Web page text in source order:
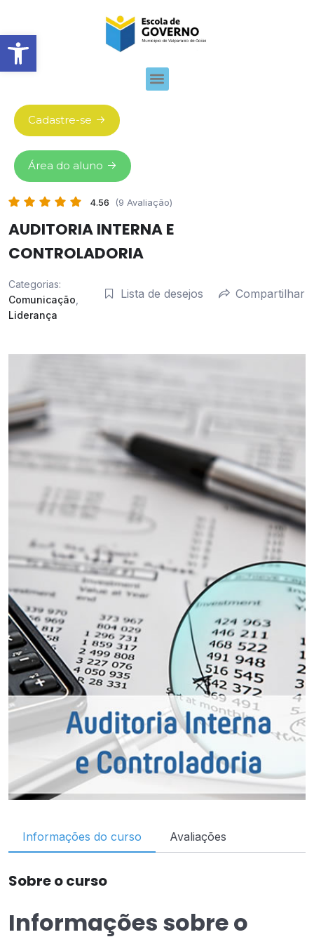
Abrir barra de ferramentas
Cadastre-se
Área do aluno
4.56 (9 Avaliação)
AUDITORIA INTERNA E
CONTROLADORIA
Categorias:
Comunicação
Liderança
Lista de desejos Compartilhar
Informações do curso Avaliações
Sobre o curso
Informações sobre o